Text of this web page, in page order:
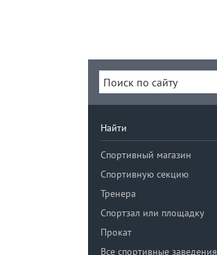
Найти
Спортивный магазин
Спортивную секцию
Тренера
Спортзал или площадку
Прокат
Все спортивные заведения